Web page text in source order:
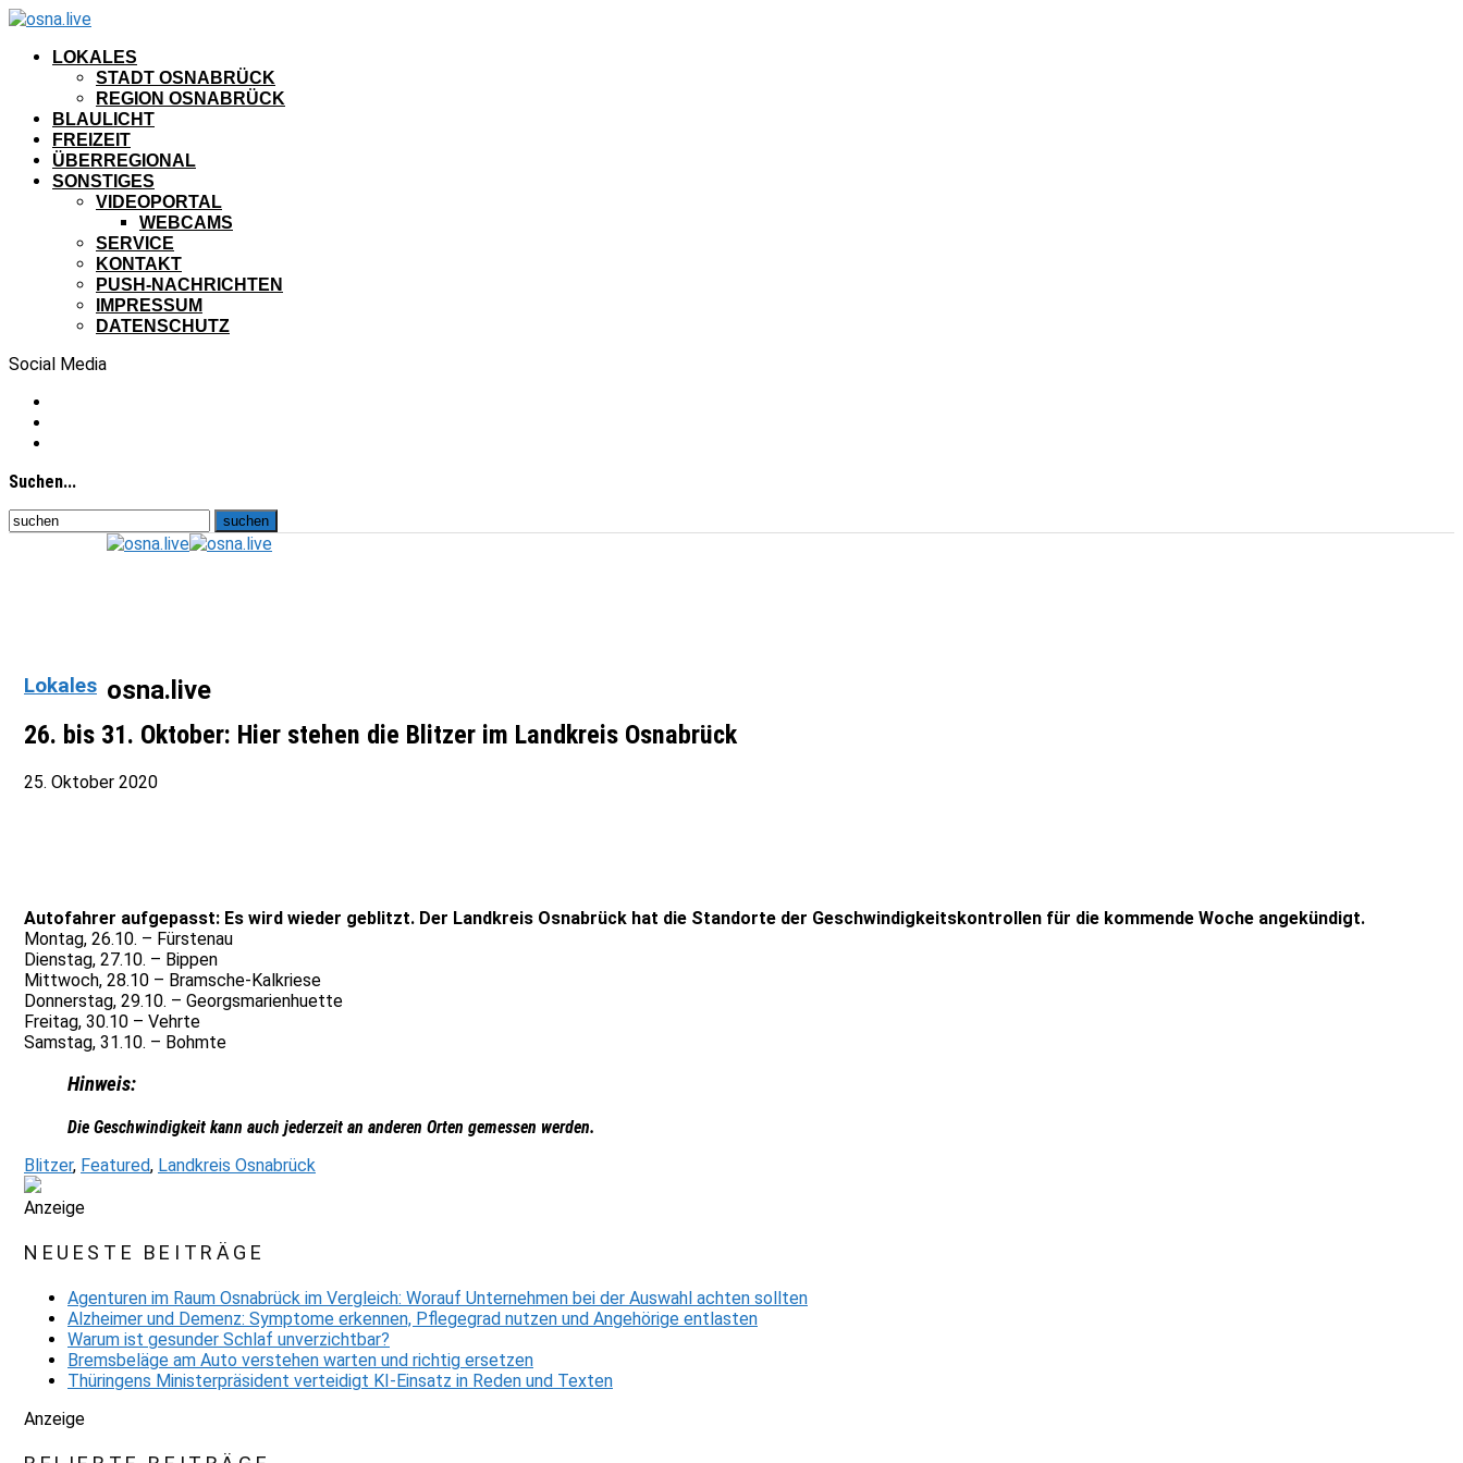
LOKALES
STADT OSNABRÜCK
REGION OSNABRÜCK
BLAULICHT
FREIZEIT
ÜBERREGIONAL
SONSTIGES
VIDEOPORTAL
WEBCAMS
SERVICE
KONTAKT
PUSH-NACHRICHTEN
IMPRESSUM
DATENSCHUTZ
Social Media
Suchen...
osna.live
Lokales
26. bis 31. Oktober: Hier stehen die Blitzer im Landkreis Osnabrück
25. Oktober 2020
Autofahrer aufgepasst: Es wird wieder geblitzt. Der Landkreis Osnabrück hat die Standorte der Geschwindigkeitskontrollen für die kommende Woche angekündigt.
Montag, 26.10. – Fürstenau
Dienstag, 27.10. – Bippen
Mittwoch, 28.10 – Bramsche-Kalkriese
Donnerstag, 29.10. – Georgsmarienhuette
Freitag, 30.10 – Vehrte
Samstag, 31.10. – Bohmte
Hinweis:
Die Geschwindigkeit kann auch jederzeit an anderen Orten gemessen werden.
Blitzer, Featured, Landkreis Osnabrück
Anzeige
NEUESTE BEITRÄGE
Agenturen im Raum Osnabrück im Vergleich: Worauf Unternehmen bei der Auswahl achten sollten
Alzheimer und Demenz: Symptome erkennen, Pflegegrad nutzen und Angehörige entlasten
Warum ist gesunder Schlaf unverzichtbar?
Bremsbeläge am Auto verstehen warten und richtig ersetzen
Thüringens Ministerpräsident verteidigt KI-Einsatz in Reden und Texten
Anzeige